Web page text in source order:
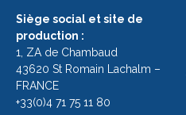
Siège social et site de
production :
1, ZA de Chambaud
43620 St Romain Lachalm –
FRANCE
+33(0)4 71 75 11 80